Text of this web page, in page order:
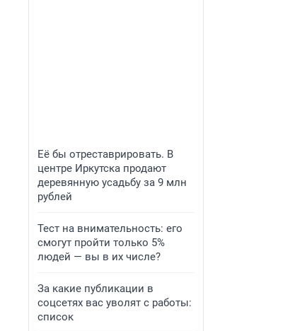
Её бы отреставрировать. В
центре Иркутска продают
деревянную усадьбу за 9 млн
рублей
Тест на внимательность: его
смогут пройти только 5%
людей — вы в их числе?
За какие публикации в
соцсетях вас уволят с работы:
список